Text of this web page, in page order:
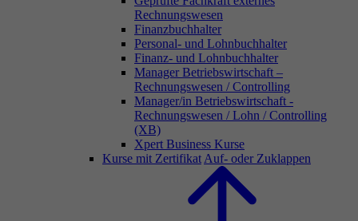
Rechnungswesen
Finanzbuchhalter
Personal- und Lohnbuchhalter
Finanz- und Lohnbuchhalter
Manager Betriebswirtschaft –
Rechnungswesen / Controlling
Manager/in Betriebswirtschaft -
Rechnungswesen / Lohn / Controlling
(XB)
Xpert Business Kurse
Kurse mit Zertifikat Auf- oder Zuklappen